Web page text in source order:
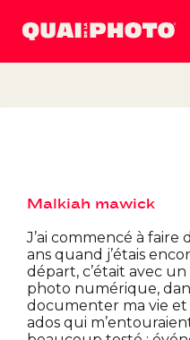
Malkiah mawick
J’ai commencé à faire
ans quand j’étais
départ, c’était avec
photo numérique,
documenter ma vie
ados qui